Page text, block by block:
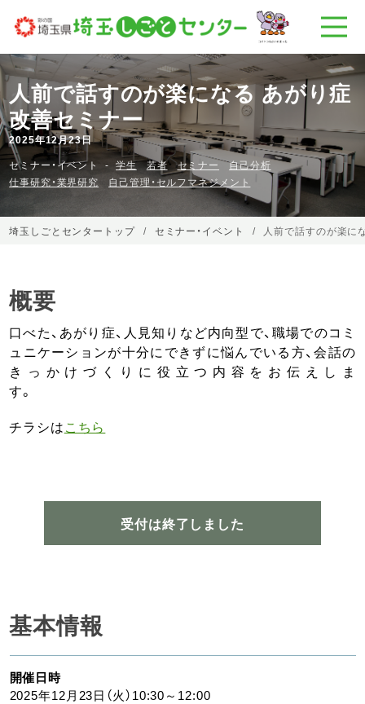
人前で話すのが楽になる あがり症
改善セミナー
2025年12月23日
セミナー・イベント
学生 若者 セミナー
自己分析
仕事研究・業界研究
自己管理・セルフマネジメント
埼玉しごとセンタートップ セミナー・イベント 人前で話すのが楽に
概要
口べた、あがり症、人見知りなど内向型で、職場でのコミ
ュニケーションが十分にできずに悩んでいる方、会話の
きっかけづくりに役立つ内容をお伝えしま
す。
チラシはこちら
受付は終了しました
基本情報
開催日時
2025年12月23日（火）10:30～12:00